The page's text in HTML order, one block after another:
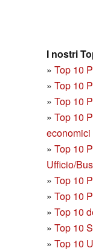
I nostri
» Top 10
» Top 10
» Top 10
» Top 10
economici
» Top 10
Ufficio/
» Top 10
» Top 10
» Top 10
» Top 10
» Top 10